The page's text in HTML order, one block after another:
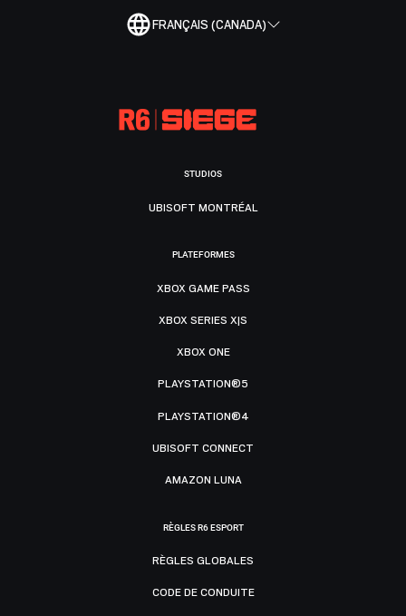
FRANÇAIS (CANADA)
STUDIOS
UBISOFT MONTRÉAL
PLATEFORMES
XBOX GAME PASS
XBOX SERIES X|S
XBOX ONE
PLAYSTATION®5
PLAYSTATION®4
UBISOFT CONNECT
AMAZON LUNA
RÈGLES R6 ESPORT
RÈGLES GLOBALES
CODE DE CONDUITE